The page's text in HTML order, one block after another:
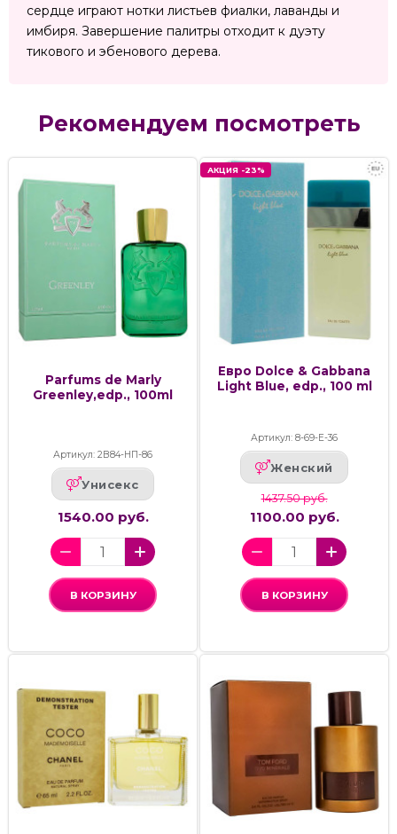
сердце играют нотки листьев фиалки, лаванды и
имбиря. Завершение палитры отходит к дуэту
тикового и эбенового дерева.
Рекомендуем посмотреть
Parfums de Marly
Greenley,edp., 100ml
Артикул: 2В84-НП-86
Унисекс
1540.00 руб.
В КОРЗИНУ
АКЦИЯ -23%
Евро Dolce & Gabbana
Light Blue, edp., 100 ml
Артикул: 8-69-Е-36
Женский
1437.50 руб.
1100.00 руб.
В КОРЗИНУ